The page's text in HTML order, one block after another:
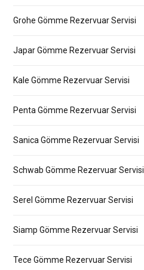
Grohe Gömme Rezervuar Servisi
Japar Gömme Rezervuar Servisi
Kale Gömme Rezervuar Servisi
Penta Gömme Rezervuar Servisi
Sanica Gömme Rezervuar Servisi
Schwab Gömme Rezervuar Servisi
Serel Gömme Rezervuar Servisi
Siamp Gömme Rezervuar Servisi
Tece Gömme Rezervuar Servisi